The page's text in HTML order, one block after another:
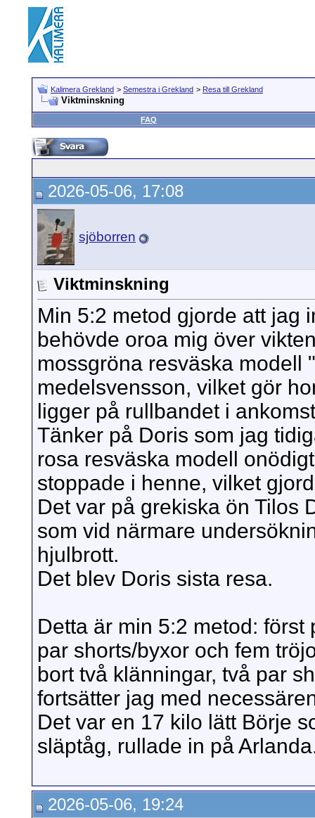
Kalimera Grekland > Semestra i Grekland > Resa till Grekland
Viktminskning
FAQ
2026-05-06, 17:08
sjöborren
Viktminskning
Min 5:2 metod gjorde att jag
behövde oroa mig över
mossgröna resväska modell
medelsvensson, vilket gör
ligger på rullbandet i
Tänker på Doris som jag
rosa resväska modell
stoppade i henne, vilket
Det var på grekiska ön Tilos
som vid närmare
hjulbrott.
Det blev Doris sista resa.
Detta är min 5:2 metod:
par shorts/byxor och fem
bort två klänningar, två par
fortsätter jag med
Det var en 17 kilo lätt Börje
släptåg, rullade in på
2026-05-06, 19:24